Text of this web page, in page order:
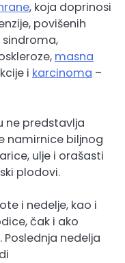
, koja doprinosi
povišenih
masna
i karcinoma –
ne predstavlja
namirnice biljnog
ulje i orašasti
plodovi.
i nedelje, kao i
čak i ako
nedelja